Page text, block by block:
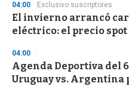
04:00 Exclusivo suscriptores
El invierno arrancó
eléctrico: el precio spot
04:00
Agenda Deportiva del 6
Uruguay vs. Argentina